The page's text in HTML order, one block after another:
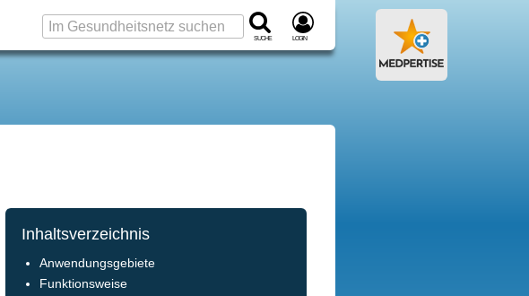
Suche Login
Inhaltsverzeichnis
Anwendungsgebiete
Funktionsweise